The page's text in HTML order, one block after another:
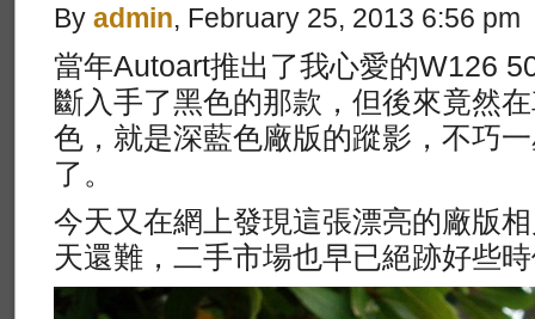
By admin, February 25, 2013 6:56 pm
當年Autoart推出了我心愛的W126
斷入手了黑色的那款，但後來竟然
色，就是深藍色廠版的蹤影，不巧
了。
今天又在網上發現這張漂亮的廠版
天還難，二手市場也早已絕跡好些